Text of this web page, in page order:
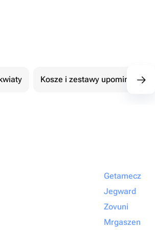
Kosze i zestawy upominkowe
Getamecz
Jegward
Zovuni
Mrgaszen